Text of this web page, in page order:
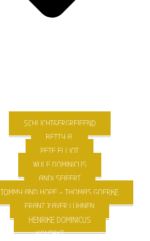
SCHLICHT&ERGREIFEND
BETTY A.
PETE ELLIOT
WULF DOMINICUS
ANDI SEIFERT
TOMMY AND HOPE – THOMAS GOERKE
FRANZ XAVER LÜHNEN
HENRIKE DOMINICUS
KONTAKT